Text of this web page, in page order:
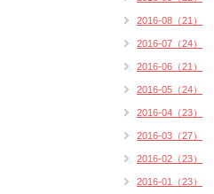
2016-08（21）
2016-07（24）
2016-06（21）
2016-05（24）
2016-04（23）
2016-03（27）
2016-02（23）
2016-01（23）